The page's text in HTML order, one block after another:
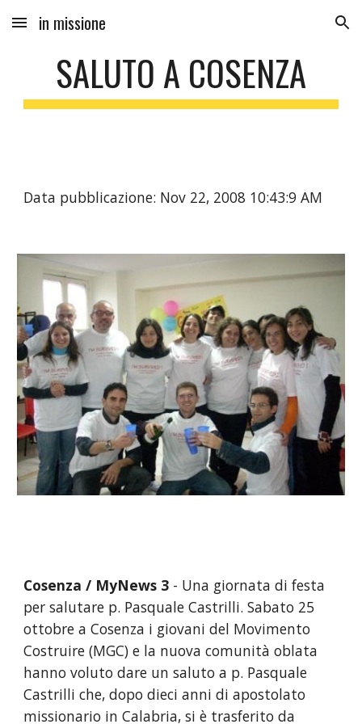
Skip to main content Skip to navigation
in missione
SALUTO A COSENZA
Data pubblicazione: Nov 22, 2008 10:43:9 AM
Cosenza / MyNews 3 - Una giornata di festa
per salutare p. Pasquale Castrilli. Sabato 25
ottobre a Cosenza i giovani del Movimento
Costruire (MGC) e la nuova comunità oblata
hanno voluto dare un saluto a p. Pasquale
Castrilli che, dopo dieci anni di apostolato
missionario in Calabria, si è trasferito da